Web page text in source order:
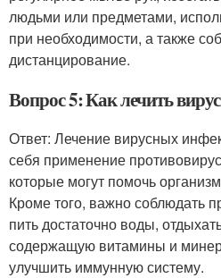
людьми или предметами,
при необходимости, а также
дистанцирование.
Вопрос 5: Как лечить
Ответ: Лечение вирусных
себя применение
которые могут помочь
Кроме того, важно соблюдать
пить достаточно воды,
содержащую витамины и
улучшить иммунную систему.